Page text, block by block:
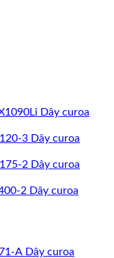
Dây curoa
Dây curoa
Dây curoa
Dây curoa
Dây curoa